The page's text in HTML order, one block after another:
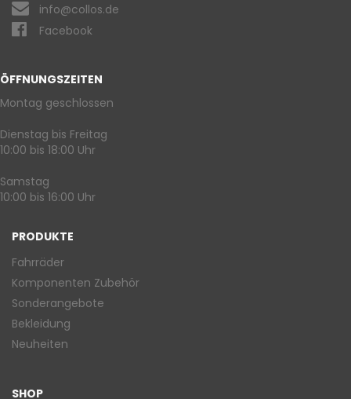
info@collos.de
Facebook
ÖFFNUNGSZEITEN
Montag geschlossen
Dienstag bis Freitag
10:00 bis 18:00 Uhr
Samstag
10:00 bis 16:00 Uhr
PRODUKTE
Fahrräder
Komponenten Zubehör
Sonderangebote
Bekleidung
Neuheiten
SHOP